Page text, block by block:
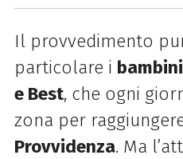
Il provvedimento
particolare i bambini
e Best, che ogni
zona per
Provvidenza. Ma